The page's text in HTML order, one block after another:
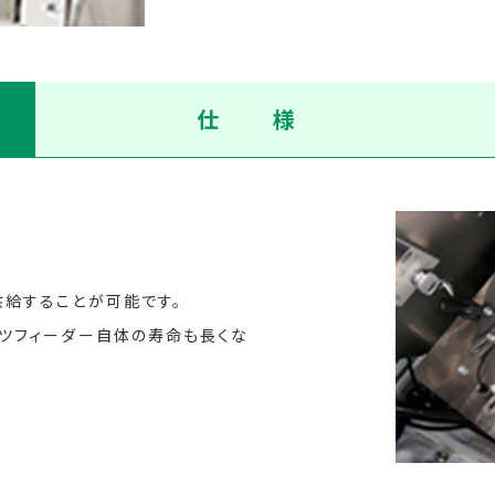
仕 様
することが可能です。
フィーダー自体の寿命も長くな